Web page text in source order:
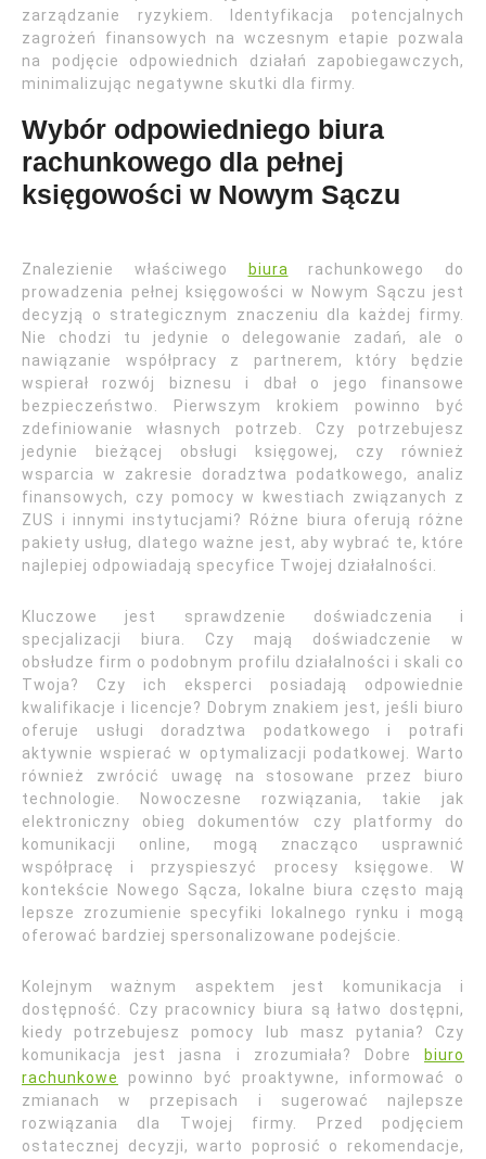
zarządzanie ryzykiem. Identyfikacja potencjalnych
zagrożeń finansowych na wczesnym etapie pozwala
na podjęcie odpowiednich działań zapobiegawczych,
minimalizując negatywne skutki dla firmy.
Wybór odpowiedniego biura
rachunkowego dla pełnej
księgowości w Nowym Sączu
Znalezienie właściwego biura rachunkowego do
prowadzenia pełnej księgowości w Nowym Sączu jest
decyzją o strategicznym znaczeniu dla każdej firmy.
Nie chodzi tu jedynie o delegowanie zadań, ale o
nawiązanie współpracy z partnerem, który będzie
wspierał rozwój biznesu i dbał o jego finansowe
bezpieczeństwo. Pierwszym krokiem powinno być
zdefiniowanie własnych potrzeb. Czy potrzebujesz
jedynie bieżącej obsługi księgowej, czy również
wsparcia w zakresie doradztwa podatkowego, analiz
finansowych, czy pomocy w kwestiach związanych z
ZUS i innymi instytucjami? Różne biura oferują różne
pakiety usług, dlatego ważne jest, aby wybrać te, które
najlepiej odpowiadają specyfice Twojej działalności.
Kluczowe jest sprawdzenie doświadczenia i
specjalizacji biura. Czy mają doświadczenie w
obsłudze firm o podobnym profilu działalności i skali co
Twoja? Czy ich eksperci posiadają odpowiednie
kwalifikacje i licencje? Dobrym znakiem jest, jeśli biuro
oferuje usługi doradztwa podatkowego i potrafi
aktywnie wspierać w optymalizacji podatkowej. Warto
również zwrócić uwagę na stosowane przez biuro
technologie. Nowoczesne rozwiązania, takie jak
elektroniczny obieg dokumentów czy platformy do
komunikacji online, mogą znacząco usprawnić
współpracę i przyspieszyć procesy księgowe. W
kontekście Nowego Sącza, lokalne biura często mają
lepsze zrozumienie specyfiki lokalnego rynku i mogą
oferować bardziej spersonalizowane podejście.
Kolejnym ważnym aspektem jest komunikacja i
dostępność. Czy pracownicy biura są łatwo dostępni,
kiedy potrzebujesz pomocy lub masz pytania? Czy
komunikacja jest jasna i zrozumiała? Dobre
biuro
rachunkowe
powinno być proaktywne, informować o
zmianach w przepisach i sugerować najlepsze
rozwiązania dla Twojej firmy. Przed podjęciem
ostatecznej decyzji, warto poprosić o rekomendacje,